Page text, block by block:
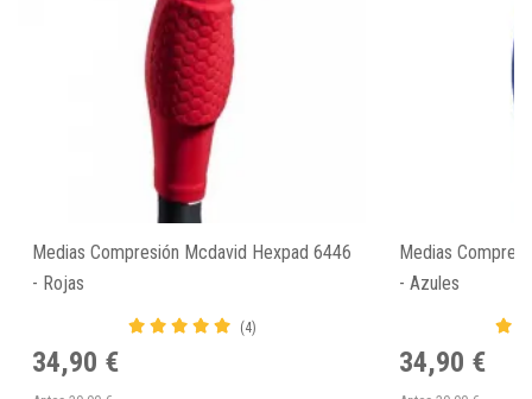
Medias Compresión Mcdavid Hexpad 6446
- Rojas
(4)
34,90 €
Medias
- Azules
34,90 €